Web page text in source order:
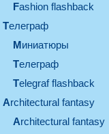
Fashion flashback
телеграф
миниатюры
телеграф
Telegraf flashback
architectural fantasy
architectural fantasy